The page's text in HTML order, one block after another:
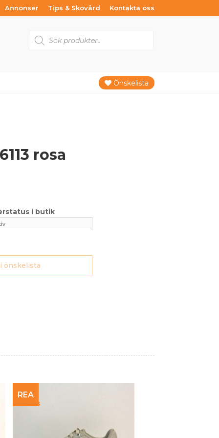
Annonser Tips & Skovård Kontakta oss
search
Önskelista
rosa
önskelista
REA